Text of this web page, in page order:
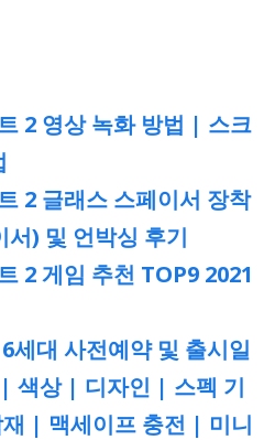
2 영상 녹화 방법 | 스크
2 글래스 스페이서 장착
서) 및 언박싱 후기
2 게임 추천 TOP9 2021
세대 사전예약 및 출시일
색상 | 디자인 | 스펙 기
| 맥세이프 충전 | 미니